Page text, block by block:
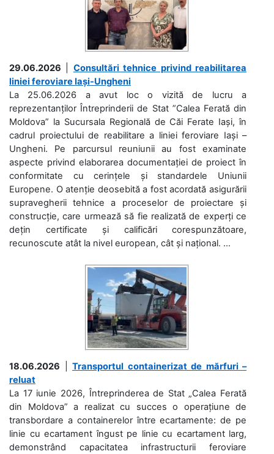
29.06.2026
Consultări tehnice privind reabilitarea
liniei feroviare Iași-Ungheni
La 25.06.2026 a avut loc o vizită de lucru a
reprezentanților Întreprinderii de Stat ”Calea Ferată din
Moldova” la Sucursala Regională de Căi Ferate Iași, în
cadrul proiectului de reabilitare a liniei feroviare Iași –
Ungheni. Pe parcursul reuniunii au fost examinate
aspecte privind elaborarea documentației de proiect în
conformitate cu cerințele și standardele Uniunii
Europene. O atenție deosebită a fost acordată asigurării
supravegherii tehnice a proceselor de proiectare și
construcție, care urmează să fie realizată de experți ce
dețin certificate și calificări corespunzătoare,
recunoscute atât la nivel european, cât și național. ...
18.06.2026
Transportul containerizat de mărfuri –
reluat
La 17 iunie 2026, Întreprinderea de Stat „Calea Ferată
din Moldova” a realizat cu succes o operațiune de
transbordare a containerelor între ecartamente: de pe
linie cu ecartament îngust pe linie cu ecartament larg,
demonstrând capacitatea infrastructurii feroviare